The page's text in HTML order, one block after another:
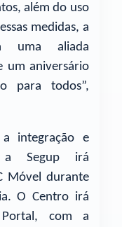
além do uso
medidas, a
uma aliada
um aniversário
para todos”,
integração e
a Segup irá
Móvel durante
O Centro irá
com a